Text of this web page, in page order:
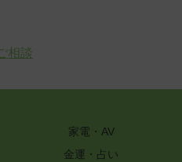
相談
家電・AV
金運・占い